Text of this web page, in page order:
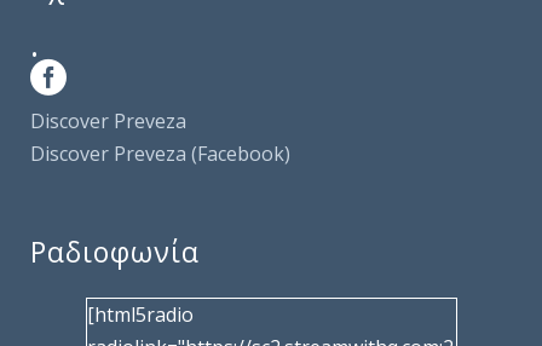
.
Discover Preveza
Discover Preveza (Facebook)
Ραδιοφωνία
[html5radio